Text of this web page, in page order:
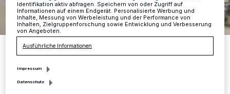
Identifikation aktiv abfragen. Speichern von oder Zugriff auf
Informationen auf einem Endgerät. Personalisierte Werbung und
Inhalte, Messung von Werbeleistung und der Performance von
Inhalten, Zielgruppenforschung sowie Entwicklung und Verbesserung
von Angeboten.
Ausführliche Informationen
Impressum
Datenschutz